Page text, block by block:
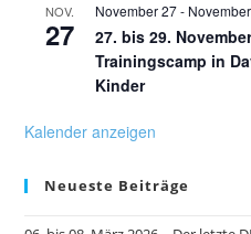
NOV.
27
November 27-
27. bis 29.
Trainingscamp in
Kinder
Kalender anzeigen
Neueste Beiträge